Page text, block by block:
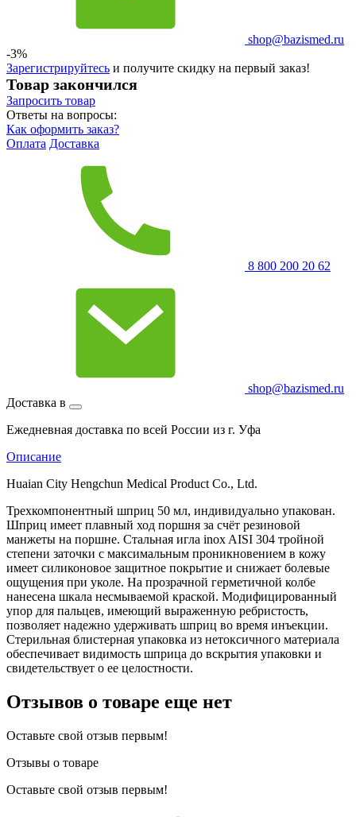
shop@bazismed.ru
-3%
Зарегистрируйтесь и получите скидку на первый заказ!
Товар закончился
Запросить товар
Ответы на вопросы:
Как оформить заказ?
Оплата Доставка
8 800 200 20 62
shop@bazismed.ru
Доставка в
Ежедневная доставка по всей России из г. Уфа
Описание
Huaian City Hengchun Medical Product Co., Ltd.
Трехкомпонентный шприц 50 мл, индивидуально упакован.
Шприц имеет плавный ход поршня за счёт резиновой
манжеты на поршне. Стальная игла inox AISI 304 тройной
степени заточки с максимальным проникновением в кожу
имеет силиконовое защитное покрытие и снижает болевые
ощущения при уколе. На прозрачной герметичной колбе
нанесена шкала несмываемой краской. Модифицированный
упор для пальцев, имеющий выраженную ребристость,
позволяет надежно удерживать шприц во время инъекции.
Стерильная блистерная упаковка из нетоксичного материала
обеспечивает видимость шприца до вскрытия упаковки и
свидетельствует о ее целостности.
Отзывов о товаре еще нет
Оставьте свой отзыв первым!
Отзывы о товаре
Оставьте свой отзыв первым!